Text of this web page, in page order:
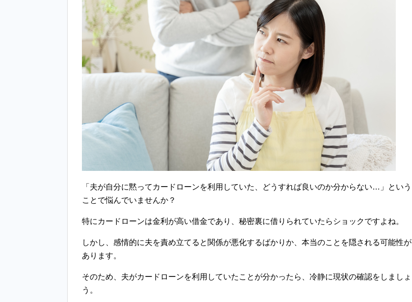
「夫が自分に黙ってカードローンを利用していた、どうすれば良いのか分からない…」という
ことで悩んでいませんか？
特にカードローンは金利が高い借金であり、秘密裏に借りられていたらショックですよね。
しかし、感情的に夫を責め立てると関係が悪化するばかりか、本当のことを隠される可能性が
あります。
そのため、夫がカードローンを利用していたことが分かったら、冷静に現状の確認をしましょ
う。